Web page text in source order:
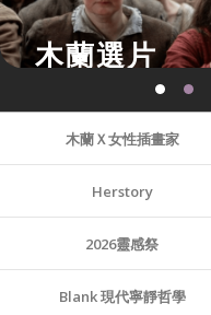
木蘭選片
木蘭Ｘ女性插畫家
Herstory
2026靈感祭
Blank 現代寧靜哲學